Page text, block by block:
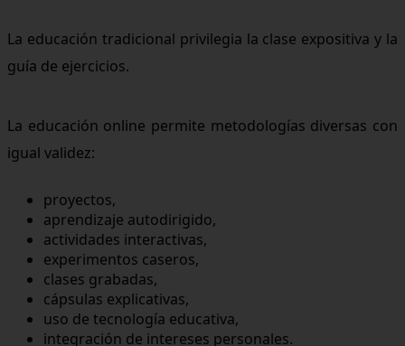
La educación tradicional privilegia la clase expositiva y la
guía de ejercicios.
La educación online permite metodologías diversas con
igual validez:
proyectos,
aprendizaje autodirigido,
actividades interactivas,
experimentos caseros,
clases grabadas,
cápsulas explicativas,
uso de tecnología educativa,
integración de intereses personales.